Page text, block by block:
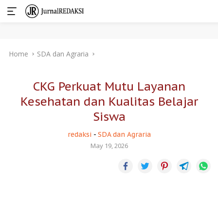
Home SDA dan Agraria
CKG Perkuat Mutu Layanan
Kesehatan dan Kualitas Belajar
Siswa
redaksi - SDA dan Agraria
May 19, 2026